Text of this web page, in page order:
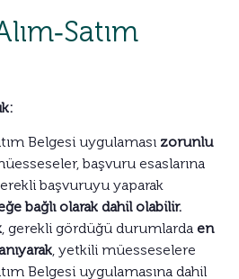
Belgesi uygulaması zorunlu
başvuru esaslarına
başvuruyu yaparak
bağlı olarak dahil olabilir.
, gerekli gördüğü durumlarda en
, yetkili müesseselere
Belgesi uygulamasına dahil